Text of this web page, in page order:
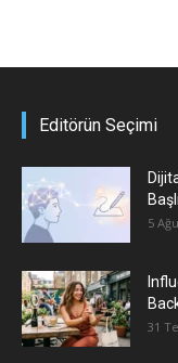
Editörün Seçimi
5
31